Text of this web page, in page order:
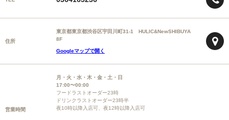
住所
東京都東京都渋谷区宇田川町31-1 HULIC&NewSHIBUYA
8F
Googleマップで開く
営業時間
月・火・水・木・金・土・日
17:00〜00:00
フードラストオーダー23時
ドリンクラストオーダー23時半
夜10時以降入店可、夜12時以降入店可